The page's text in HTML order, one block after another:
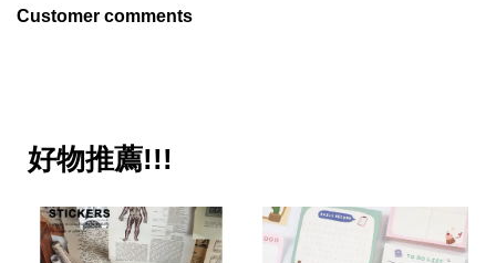
Customer comments
好物推薦!!!